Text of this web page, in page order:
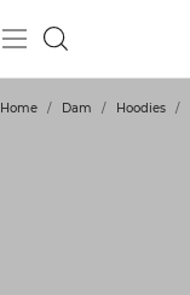
Home / Dam / Hoodies /